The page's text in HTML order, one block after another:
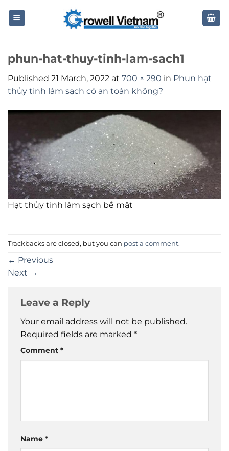
phun-hat-thuy-tinh-lam-sach1
Published 21 March, 2022 at 700 × 290 in Phun hạt
thủy tinh làm sạch có an toàn không?
Hạt thủy tinh làm sạch bề mặt
Trackbacks are closed, but you can post a comment.
← Previous
Next →
Leave a Reply
Your email address will not be published.
Required fields are marked *
Comment *
Name *